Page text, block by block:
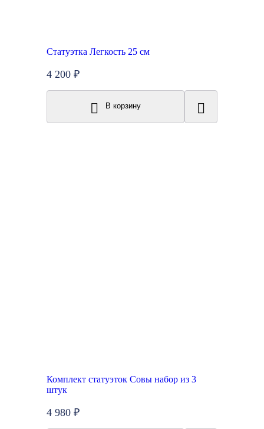
Статуэтка Легкость 25 см
4 200 ₽
В корзину
Комплект статуэток Совы набор из 3
штук
4 980 ₽